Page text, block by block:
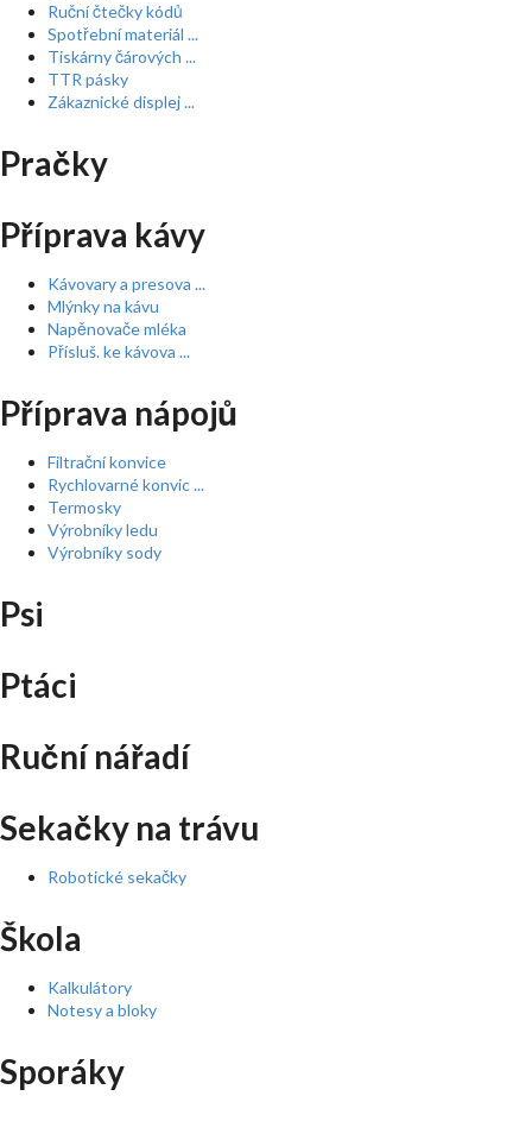
Ruční čtečky kódů
Spotřební materiál ...
Tiskárny čárových ...
TTR pásky
Zákaznické displej ...
Pračky
Příprava kávy
Kávovary a presova ...
Mlýnky na kávu
Napěnovače mléka
Přísluš. ke kávova ...
Příprava nápojů
Filtrační konvice
Rychlovarné konvic ...
Termosky
Výrobníky ledu
Výrobníky sody
Psi
Ptáci
Ruční nářadí
Sekačky na trávu
Robotické sekačky
Škola
Kalkulátory
Notesy a bloky
Sporáky